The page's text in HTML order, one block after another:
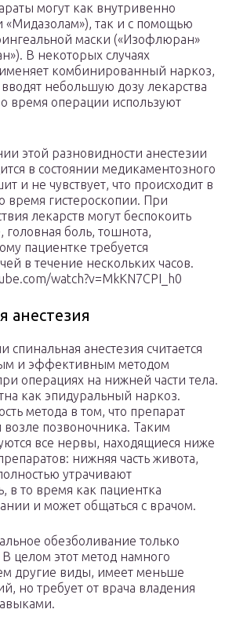
могут как внутривенно
«Мидазолам»), так и с помощью
маски («Изофлюран»
В некоторых случаях
комбинированный наркоз,
небольшую дозу лекарства
время операции используют
этой разновидности анестезии
в состоянии медикаментозного
и не чувствует, что происходит в
время гистероскопии. При
лекарств могут беспокоить
головная боль, тошнота,
пациентке требуется
в течение нескольких часов.
watch?v=MkKN7CPI_h0
анестезия
спинальная анестезия считается
и эффективным методом
операциях на нижней части тела.
как эпидуральный наркоз.
метода в том, что препарат
возле позвоночника. Таким
все нервы, находящиеся ниже
нижняя часть живота,
утрачивают
в то время как пациентка
и может общаться с врачом.
обезболивание только
целом этот метод намного
другие виды, имеет меньше
но требует от врача владения